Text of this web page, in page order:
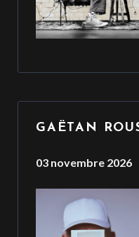
GAËTAN
03 novembre 2026